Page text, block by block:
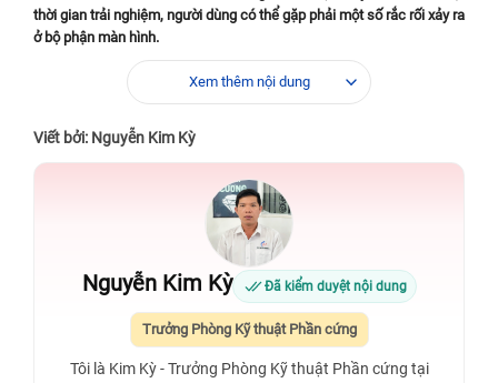
thời gian trải nghiệm, người dùng có thể gặp phải một số rắc rối xảy ra
ở bộ phận màn hình.
Mô tả sơ bộ về mặt trước của Xiaomi Mi 9 Pro 5G
Thiết kế màn hình của Mi 9 Pro 5G không có gì khác biệt với Mi 9
được ra mắt cách đây không lâu. Nơi đặt camera ở mặt trước của
điện thoại cũng thiết lập ở tạo hình giọt nước với phần cạnh viền màn
hình siêu mỏng. Đặc điểm này đáp ứng được xu hướng thích xem
video hoặc chơi game với màn hình lớn của đông đảo người dùng
Xiaomi Mi 9 Pro 5G sở hữu tấm nền Super AMOLED với kích thước
màn hình là 6,39 inch. Thiết bị có độ phân giải ở mức 1080 x 2340
pixels và mật độ điểm ảnh đi kèm là 403 ppi. Vì vậy, sản phẩm đủ
khả năng đem đến những nội dung hình ảnh đầy bắt mắt và rực rỡ.
Xem thêm nội dung
Viết bởi: Nguyễn Kim Kỳ
Nguyễn Kim Kỳ Đã kiểm duyệt nội dung
Trưởng Phòng Kỹ thuật Phần cứng
Tôi là Kim Kỳ - Trưởng Phòng Kỹ thuật Phần cứng tại